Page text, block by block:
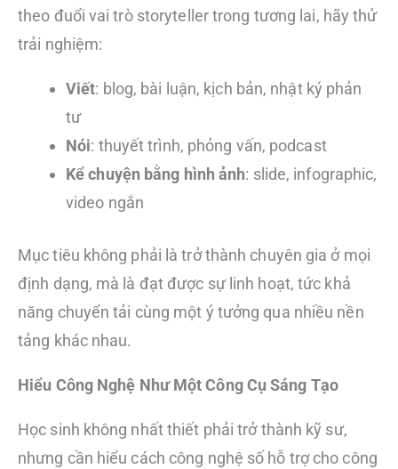
theo đuổi vai trò storyteller trong tương lai, hãy thử
trải nghiệm:
Viết: blog, bài luận, kịch bản, nhật ký phản
tư
Nói: thuyết trình, phỏng vấn, podcast
Kể chuyện bằng hình ảnh: slide, infographic,
video ngắn
Mục tiêu không phải là trở thành chuyên gia ở mọi
định dạng, mà là đạt được sự linh hoạt, tức khả
năng chuyển tải cùng một ý tưởng qua nhiều nền
tảng khác nhau.
Hiểu Công Nghệ Như Một Công Cụ Sáng Tạo
Học sinh không nhất thiết phải trở thành kỹ sư,
nhưng cần hiểu cách công nghệ số hỗ trợ cho công